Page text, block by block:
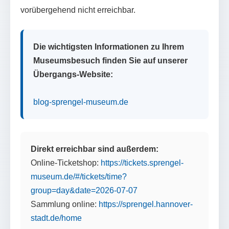
vorübergehend nicht erreichbar.
Die wichtigsten Informationen zu Ihrem
Museumsbesuch finden Sie auf unserer
Übergangs-Website:
blog-sprengel-museum.de
Direkt erreichbar sind außerdem:
Online-Ticketshop: https://tickets.sprengel-
museum.de/#/tickets/time?
group=day&date=2026-07-07
Sammlung online: https://sprengel.hannover-
stadt.de/home